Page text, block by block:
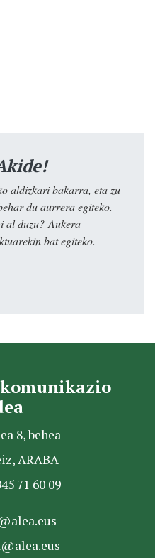
aldizkari bakarra, eta zu
du aurrera egiteko.
al duzu? Aukera
bat egiteko.
8, behea
ARABA
71 60 09